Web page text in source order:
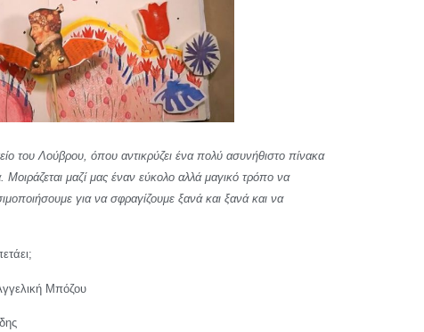
του Λούβρου, όπου αντικρύζει ένα πολύ ασυνήθιστο πίνακα
μαζί μας έναν εύκολο αλλά μαγικό τρόπο να
για να σφραγίζουμε ξανά και ξανά και να
Μπόζου